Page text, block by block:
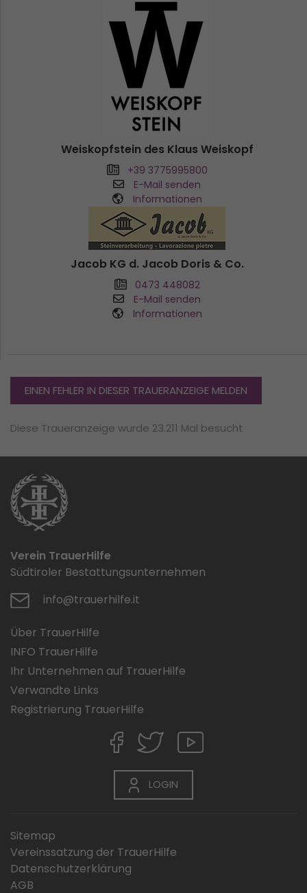
Weiskopfstein des Klaus Weiskopf
+39 3775995800
E-Mail senden
Informationen
Jacob KG d. Jacob Doris & Co.
0473 448082
E-Mail senden
Informationen
EINEN FEHLER IN DIESER TRAUERANZEIGE MELDEN
Diese Traueranzeige wurde 23.211 Mal besucht
Verein TrauerHilfe
Südtiroler Bestattungsunternehmen
info@trauerhilfe.it
Über TrauerHilfe
INFO TrauerHilfe
Ihr Unternehmen auf TrauerHilfe
Verwandte Links
Registrierung TrauerHilfe
LOGIN
Sitemap
Vereinssatzung der TrauerHilfe
Datenschutzerklärung
AGB